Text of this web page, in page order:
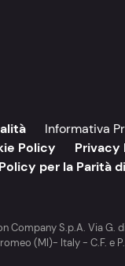
Informativa
Policy
Privacy
Policy per la Parità
Company S.p.A. Via G.
(MI)- Italy - C.F. e P.